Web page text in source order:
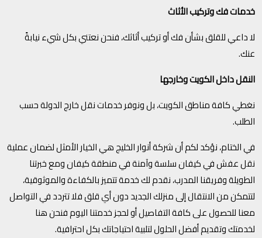
خدمات فك وتركيب الأثاث
لا داعي للقلق بشأن فك أو تركيب أثاثك، فنحن نعتني بكل شيء نيابةً
عنك.
النقل داخل الكويت وخارجها
نغطي كافة مناطق الكويت، بل ونوفر خدمات نقل خارج الدولة حسب
الطلب.
في الختام، نؤكد لكم أن شركة أنوار الخليج هي الخيار الأمثل لضمان عملية
نقل عفش في كيفان سلسة وآمنة في منطقة كيفان ومع خبرتنا
الطويلة وفريقنا المدرب، نقدم لك خدمة تتميز بالكفاءة والموثوقية،
لتتمكن من الانتقال إلى منزلك الجديد دون أي قلق فلا تتردد في التواصل
معنا للحصول على كافة التفاصيل أو لحجز خدمتنا اليوم فنحن هنا
لخدمتك وتقديم أفضل الحلول لتلبية احتياجاتك بكل احترافية.